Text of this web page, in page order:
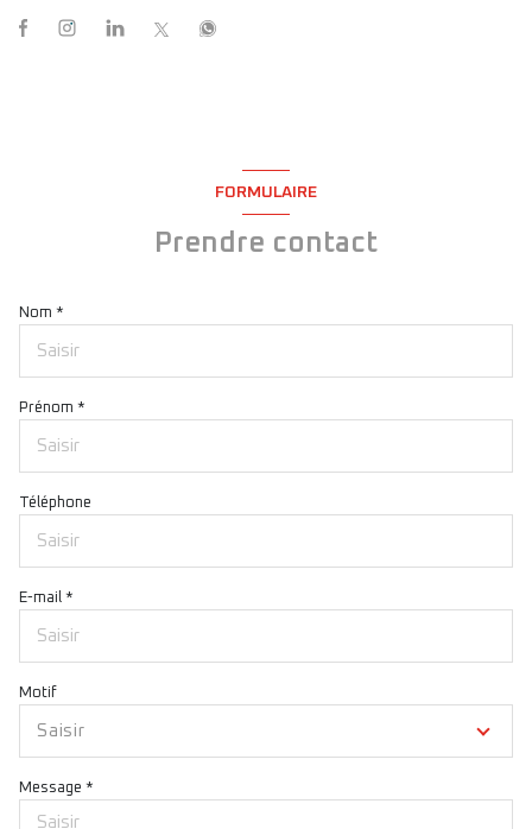
FORMULAIRE
Prendre contact
Nom *
Prénom *
Téléphone
E-mail *
Motif
Saisir
Message *